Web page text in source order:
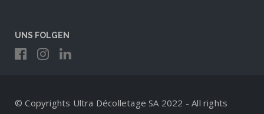
UNS FOLGEN
© Copyrights Ultra Décolletage SA 2022 - All rights